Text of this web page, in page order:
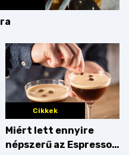
Cikkek
Miért lett ennyire
népszerű az Espresso